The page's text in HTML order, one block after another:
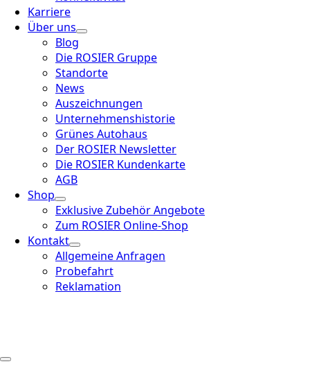
Karriere
Über uns
Blog
Die ROSIER Gruppe
Standorte
News
Auszeichnungen
Unternehmenshistorie
Grünes Autohaus
Der ROSIER Newsletter
Die ROSIER Kundenkarte
AGB
Shop
Exklusive Zubehör Angebote
Zum ROSIER Online-Shop
Kontakt
Allgemeine Anfragen
Probefahrt
Reklamation